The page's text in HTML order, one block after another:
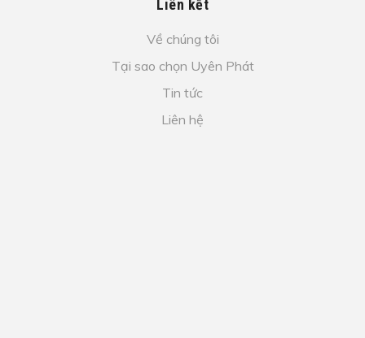
Liên kết
Về chúng tôi
Tại sao chọn Uyên Phát
Tin tức
Liên hệ